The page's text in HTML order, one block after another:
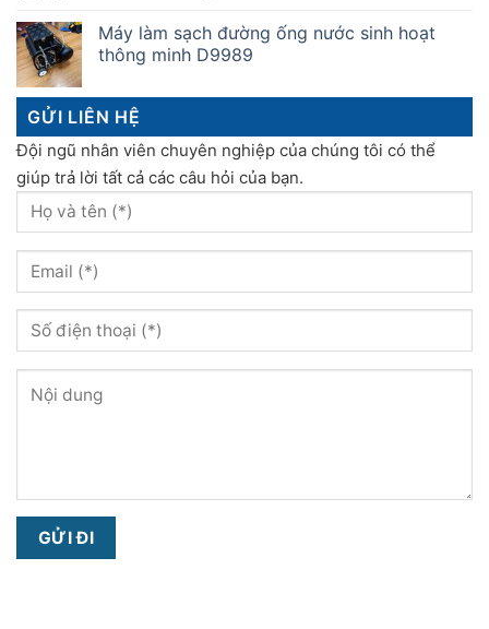
Máy làm sạch đường ống nước sinh hoạt
thông minh D9989
GỬI LIÊN HỆ
Đội ngũ nhân viên chuyên nghiệp của chúng tôi có thể
giúp trả lời tất cả các câu hỏi của bạn.